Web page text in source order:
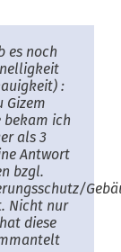
es noch
:
Gizem
bekam ich
als 3
Antwort
bzgl.
Nicht nur
diese